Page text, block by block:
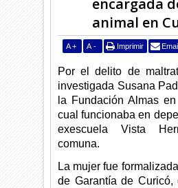
animal en
A + A - Imprimir
Por el delito de
investigada Susana
la Fundación Almas
cual funcionaba en
exescuela Vista
comuna.
La mujer fue
de Garantía de Curicó,